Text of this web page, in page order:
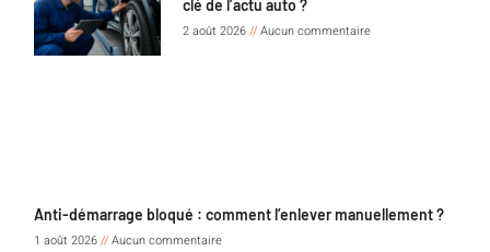
clé de l’actu auto ?
2 août 2026 Aucun commentaire
Anti-démarrage bloqué : comment l’enlever manuellement ?
1 août 2026
Aucun commentaire